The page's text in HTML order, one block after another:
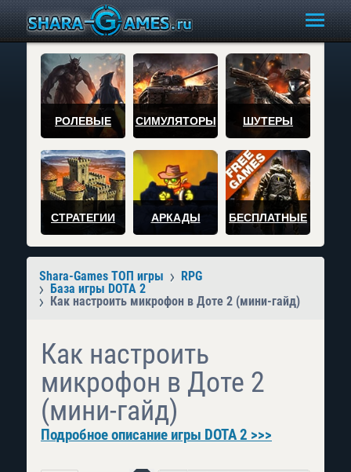
РОЛЕВЫЕ СИМУЛЯТОРЫ ШУТЕРЫ
СТРАТЕГИИ АРКАДЫ БЕСПЛАТНЫЕ
Shara-Games ТОП игры
RPG
База игры DOTA 2
Как настроить микрофон в Доте 2 (мини-гайд)
Как настроить
микрофон в Доте 2
(мини-гайд)
Подробное описание игры DOTA 2 >>>